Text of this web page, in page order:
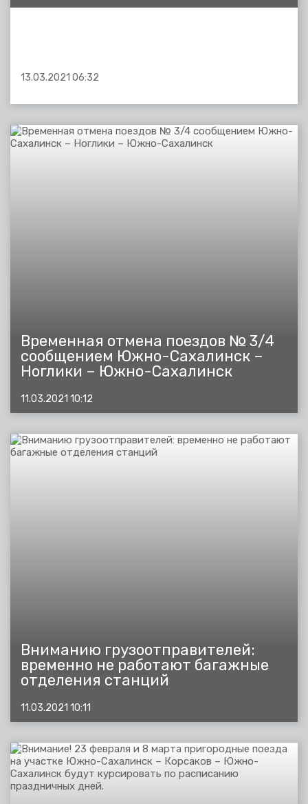
13.03.2021 06:32
Временная отмена поездов № 3/4
сообщением Южно-Сахалинск –
Ноглики – Южно-Сахалинск
11.03.2021 10:12
Вниманию грузоотправителей:
временно не работают багажные
отделения станций
11.03.2021 10:11